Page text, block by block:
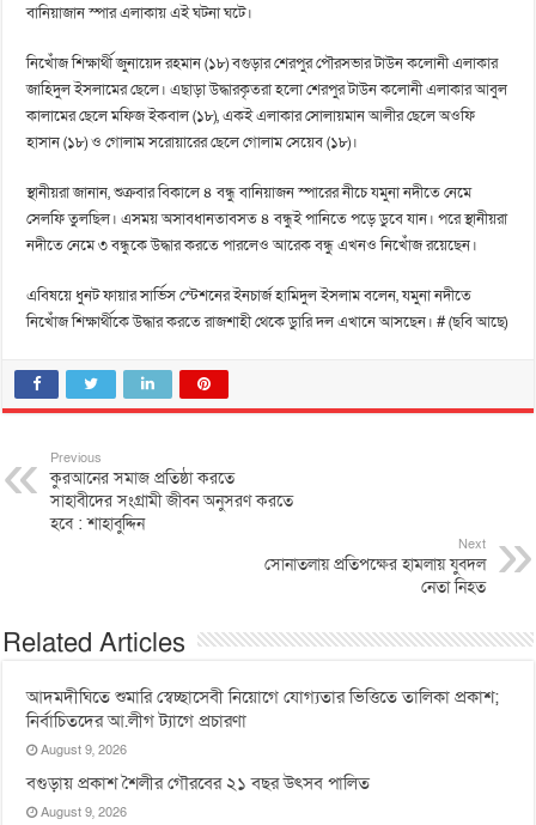
বানিয়াজান স্পার এলাকায় এই ঘটনা ঘটে।
নিখোঁজ শিক্ষার্থী জুনায়েদ রহমান (১৮) বগুড়ার শেরপুর পৌরসভার টাউন কলোনী এলাকার
জাহিদুল ইসলামের ছেলে। এছাড়া উদ্ধারকৃতরা হলো শেরপুর টাউন কলোনী এলাকার আবুল
কালামের ছেলে মফিজ ইকবাল (১৮), একই এলাকার সোলায়মান আলীর ছেলে অওফি
হাসান (১৮) ও গোলাম সরোয়ারের ছেলে গোলাম সেয়েব (১৮)।
স্থানীয়রা জানান, শুক্রবার বিকালে ৪ বন্ধু বানিয়াজন স্পারের নীচে যমুনা নদীতে নেমে
সেলফি তুলছিল। এসময় অসাবধানতাবসত ৪ বন্ধুই পানিতে পড়ে ডুবে যান। পরে স্থানীয়রা
নদীতে নেমে ৩ বন্ধুকে উদ্ধার করতে পারলেও আরেক বন্ধু এখনও নিখোঁজ রয়েছেন।
এবিষয়ে ধুনট ফায়ার সার্ভিস স্টেশনের ইনচার্জ হামিদুল ইসলাম বলেন, যমুনা নদীতে
নিখোঁজ শিক্ষার্থীকে উদ্ধার করতে রাজশাহী থেকে ডুারি দল এখানে আসছেন। # (ছবি আছে)
Previous
কুরআনের সমাজ প্রতিষ্ঠা করতে
সাহাবীদের সংগ্রামী জীবন অনুসরণ করতে
হবে : শাহাবুদ্দিন
Next
সোনাতলায় প্রতিপক্ষের হামলায় যুবদল
নেতা নিহত
Related Articles
আদমদীঘিতে শুমারি স্বেচ্ছাসেবী নিয়োগে যোগ্যতার ভিত্তিতে তালিকা প্রকাশ;
নির্বাচিতদের আ.লীগ ট্যাগে প্রচারণা
August 9, 2026
বগুড়ায় প্রকাশ শৈলীর গৌরবের ২১ বছর উৎসব পা‌লিত
August 9, 2026